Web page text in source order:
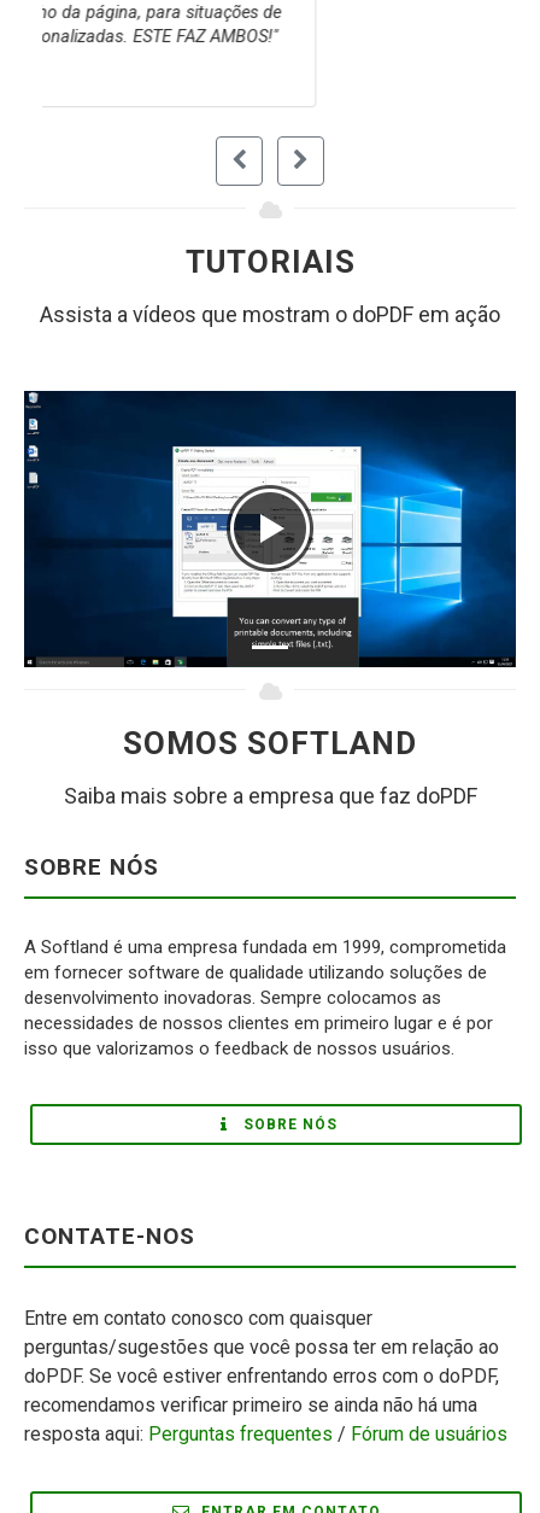
simples e familiar, você não tem nada a perder
ao experimentá-lo.
TUTORIAIS
Assista a vídeos que mostram o doPDF em ação
SOMOS SOFTLAND
Saiba mais sobre a empresa que faz doPDF
SOBRE NÓS
A Softland é uma empresa fundada em 1999, comprometida
em fornecer software de qualidade utilizando soluções de
desenvolvimento inovadoras. Sempre colocamos as
necessidades de nossos clientes em primeiro lugar e é por
isso que valorizamos o feedback de nossos usuários.
SOBRE NÓS
CONTATE-NOS
Entre em contato conosco com quaisquer
perguntas/sugestões que você possa ter em relação ao
doPDF. Se você estiver enfrentando erros com o doPDF,
recomendamos verificar primeiro se ainda não há uma
resposta aqui: Perguntas frequentes / Fórum de usuários